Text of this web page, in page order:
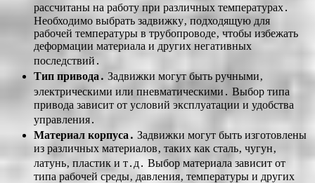
рассчитаны на работу при различных температурах․
Необходимо выбрать задвижку‚ подходящую для
рабочей температуры в трубопроводе‚ чтобы избежать
деформации материала и других негативных
последствий․
Тип привода․ Задвижки могут быть ручными‚
электрическими или пневматическими․ Выбор типа
привода зависит от условий эксплуатации и удобства
управления․
Материал корпуса․ Задвижки могут быть изготовлены
из различных материалов‚ таких как сталь‚ чугун‚
латунь‚ пластик и т․д․ Выбор материала зависит от
типа рабочей среды‚ давления‚ температуры и других